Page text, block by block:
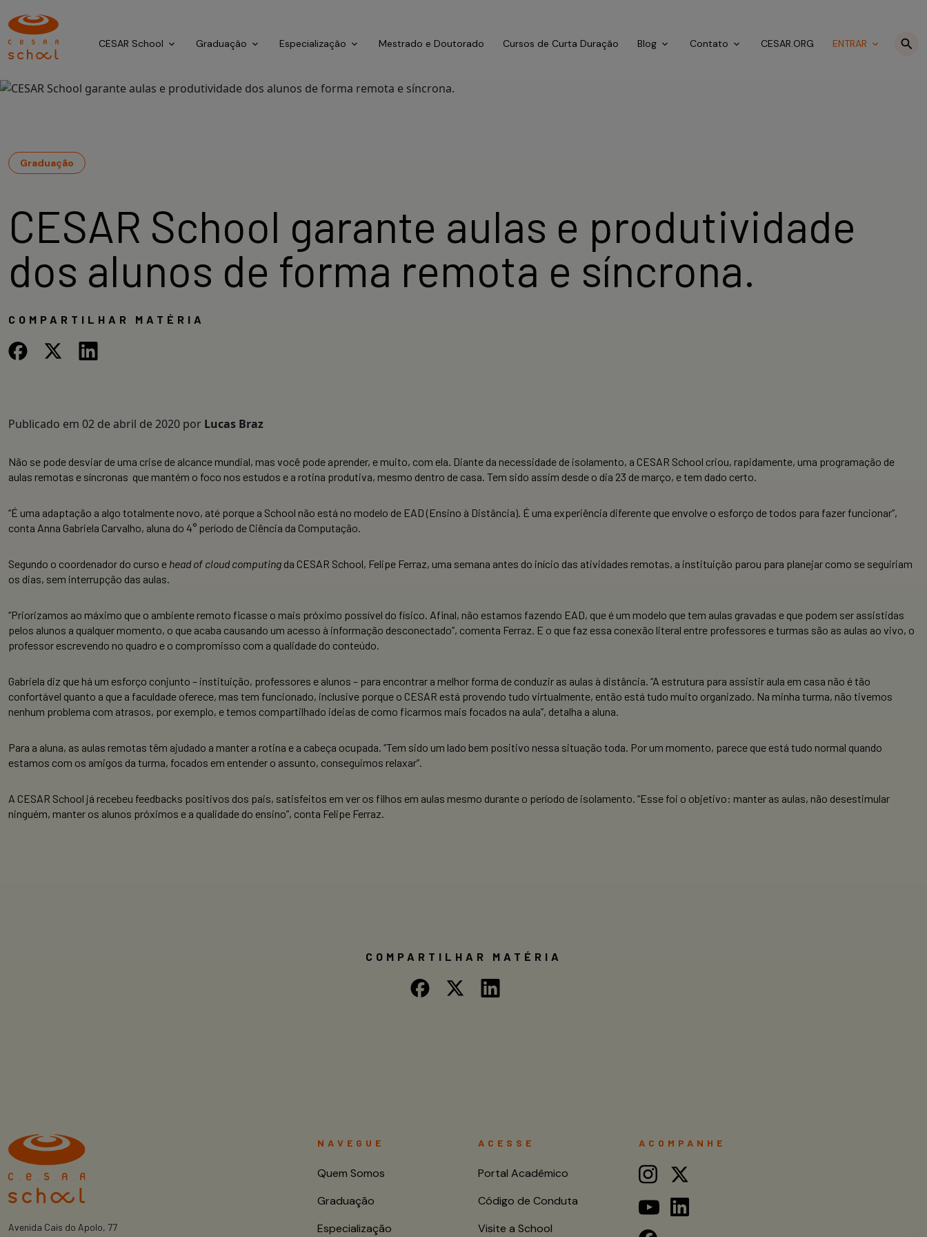
CESAR School Graduação Especialização Mestrado e Doutorado Cursos de Curta Duração Blog Contato CESAR.ORG ENTRAR
Graduação
CESAR School garante aulas e produtividade
dos alunos de forma remota e síncrona.
COMPARTILHAR MATÉRIA
Publicado em 02 de abril de 2020 por Lucas Braz
Não se pode desviar de uma crise de alcance mundial, mas você pode aprender, e muito, com ela. Diante da necessidade de isolamento, a CESAR School criou, rapidamente, uma programação de
aulas remotas e síncronas que mantém o foco nos estudos e a rotina produtiva, mesmo dentro de casa. Tem sido assim desde o dia 23 de março, e tem dado certo.
“É uma adaptação a algo totalmente novo, até porque a School não está no modelo de EAD (Ensino à Distância). É uma experiência diferente que envolve o esforço de todos para fazer funcionar”,
conta Anna Gabriela Carvalho, aluna do 4° período de Ciência da Computação.
Segundo o coordenador do curso e head of cloud computing da CESAR School, Felipe Ferraz, uma semana antes do início das atividades remotas, a instituição parou para planejar como se seguiriam
os dias, sem interrupção das aulas.
“Priorizamos ao máximo que o ambiente remoto ficasse o mais próximo possível do físico. Afinal, não estamos fazendo EAD, que é um modelo que tem aulas gravadas e que podem ser assistidas
pelos alunos a qualquer momento, o que acaba causando um acesso à informação desconectado”, comenta Ferraz. E o que faz essa conexão literal entre professores e turmas são as aulas ao vivo, o
professor escrevendo no quadro e o compromisso com a qualidade do conteúdo.
Gabriela diz que há um esforço conjunto – instituição, professores e alunos – para encontrar a melhor forma de conduzir as aulas à distância. “A estrutura para assistir aula em casa não é tão
confortável quanto a que a faculdade oferece, mas tem funcionado, inclusive porque o CESAR está provendo tudo virtualmente, então está tudo muito organizado. Na minha turma, não tivemos
nenhum problema com atrasos, por exemplo, e temos compartilhado ideias de como ficarmos mais focados na aula”, detalha a aluna.
Para a aluna, as aulas remotas têm ajudado a manter a rotina e a cabeça ocupada. “Tem sido um lado bem positivo nessa situação toda. Por um momento, parece que está tudo normal quando
estamos com os amigos da turma, focados em entender o assunto, conseguimos relaxar”.
A CESAR School já recebeu feedbacks positivos dos pais, satisfeitos em ver os filhos em aulas mesmo durante o período de isolamento. “Esse foi o objetivo: manter as aulas, não desestimular
ninguém, manter os alunos próximos e a qualidade do ensino”, conta Felipe Ferraz.
COMPARTILHAR MATÉRIA
Avenida Cais do Apolo, 77
NAVEGUE
Quem Somos
Graduação
Especialização
ACESSE
Portal Acadêmico
Código de Conduta
Visite a School
ACOMPANHE